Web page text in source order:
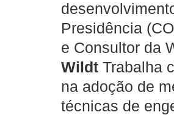
Presidência
e Consultor da
Wildt Trabalha
na adoção de
técnicas de